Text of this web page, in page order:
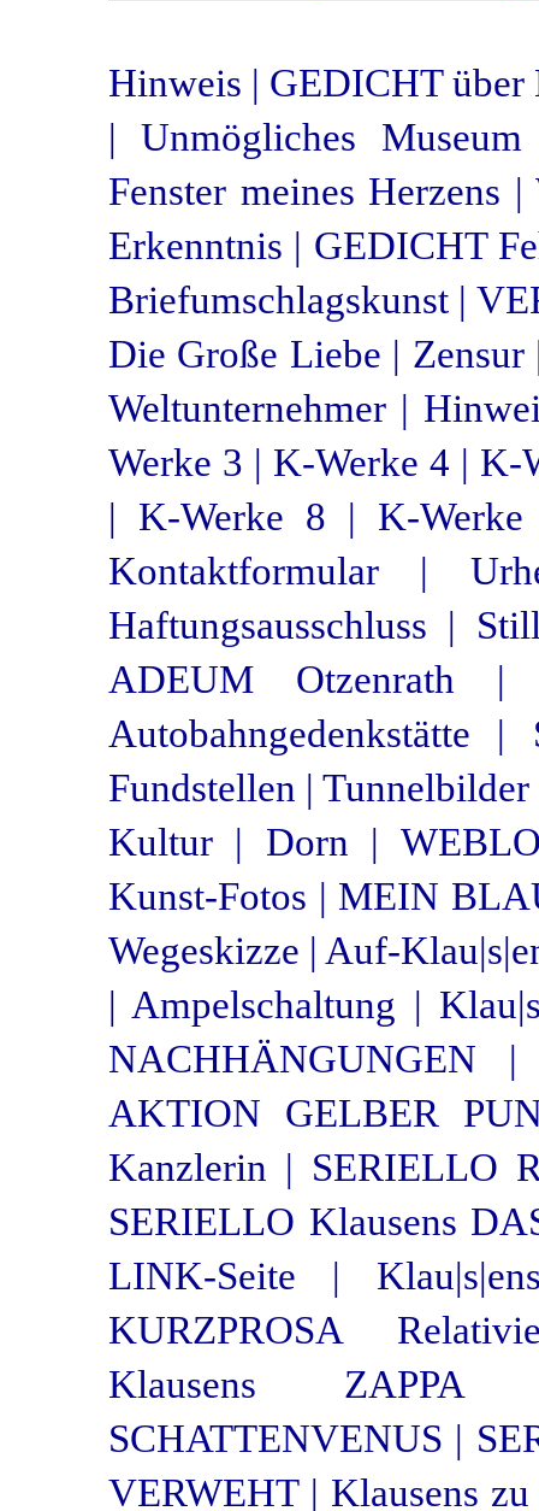
Hinweis | GEDICHT über
|
Unmögliches
Fenster meines Herzens |
Erkenntnis | GEDICHT
Briefumschlagskunst |
Die Große Liebe | Zensur
Weltunternehmer |
Werke 3 | K-Werke 4 | K-
| K-Werke 8 | K-
Kontaktformular |
Haftungsausschluss |
ADEUM Otzenrath |
Autobahngedenkstätte |
Fundstellen | Tunnelbilder
Kultur |
Dorn |
Kunst-Fotos | MEIN
Wegeskizze | Auf-
| Ampelschaltung |
NACHHÄNGUNGEN |
AKTION GELBER
Kanzlerin | SERIELLO
SERIELLO Klausens
LINK-Seite |
KURZPROSA
Klausens ZAPPA
SCHATTENVENUS |
VERWEHT | Klausens zu